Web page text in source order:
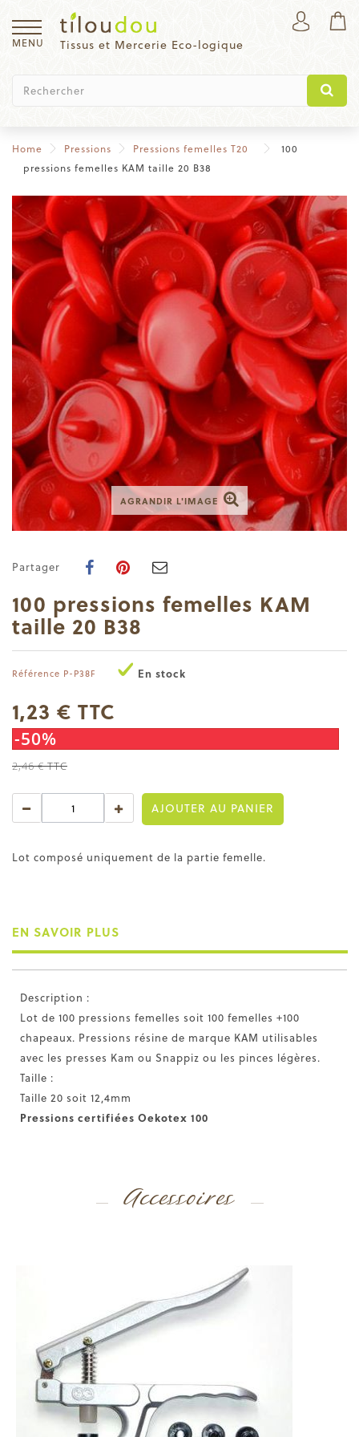
Tissus et Mercerie Eco-logique
MENU
Home Pressions Pressions femelles T20
100
pressions femelles KAM taille 20 B38
AGRANDIR L'IMAGE
Partager
100 pressions femelles KAM
taille 20 B38
Référence P-P38F En stock
1,23 € TTC
-50%
2,46 €TTC
AJOUTER AU PANIER
Lot composé uniquement de la partie femelle.
EN SAVOIR PLUS
Description :
Lot de 100 pressions femelles soit 100 femelles +100
chapeaux. Pressions résine de marque KAM utilisables
avec les presses Kam ou Snappiz ou les pinces légères.
Taille :
Taille 20 soit 12,4mm
Pressions certifiées Oekotex 100
Accessoires